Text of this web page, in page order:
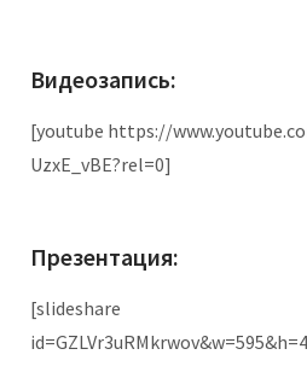
Видеозапись:
[youtube https://
UzxE_vBE?rel=0]
Презентация:
[slideshare